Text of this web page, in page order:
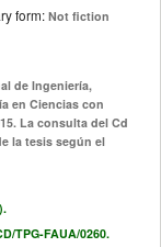
form:Not fiction
de Ingeniería,
en Ciencias con
La consulta del Cd
la tesis según el
TPG-FAUA/0260.